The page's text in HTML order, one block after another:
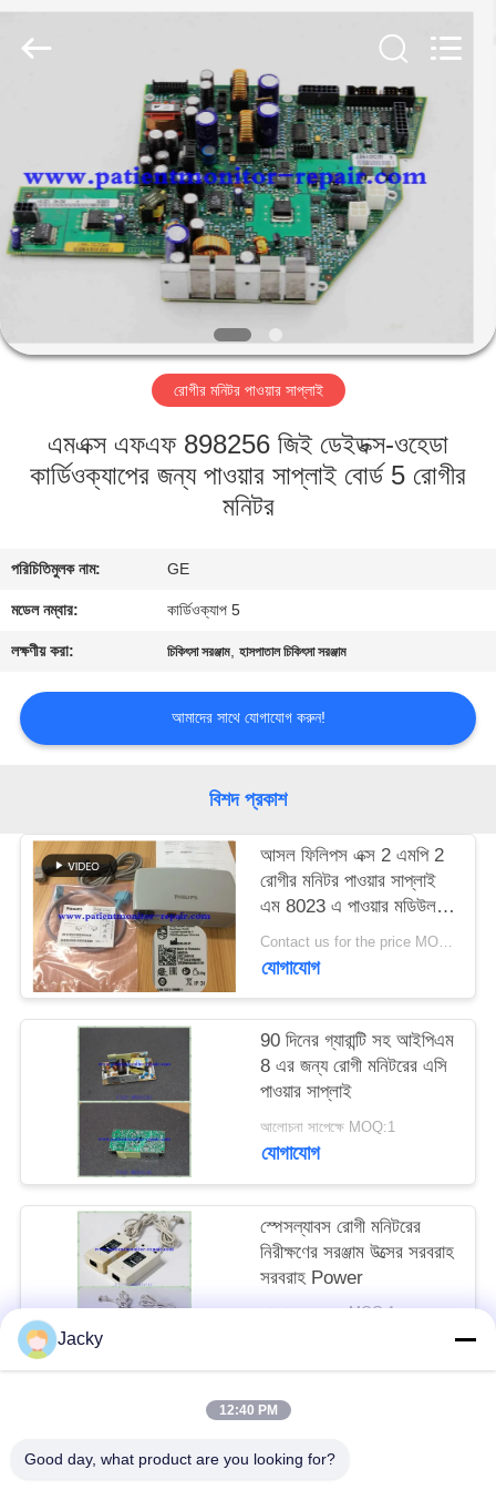
পণ্য
ভিডিও
আমাদের
সম্বন্ধে
কারখানা
পরিদর্শন
নিয়ন্ত্রণ
আমাদের
সাথে
যোগাযোগ
উদ্ধৃতি
অনুরোধ
করুন
NEWS
PRIVACY
POLICY
YIGU
Equipment
Service
রোগীর মনিটর পাওয়ার সাপ্লাই
এমএক্স এফএফ 898256 জিই ডেইডক্স-ওহেডা
কার্ডিওক্যাপের জন্য পাওয়ার সাপ্লাই বোর্ড 5 রোগীর
মনিটর
পরিচিতিমুলক নাম: GE
মডেল নম্বার: কার্ডিওক্যাপ 5
লক্ষণীয় করা: চিকিৎসা সরঞ্জাম,হাসপাতাল চিকিৎসা সরঞ্জাম
আমাদের সাথে যোগাযোগ করুন!
বিশদ প্রকাশ
আসল ফিলিপস এক্স 2 এমপি 2
রোগীর মনিটর পাওয়ার সাপ্লাই
এম 8023 এ পাওয়ার মডিউল
তারগুলি সহ
Contact us for the price MOQ:1
যোগাযোগ
90 দিনের গ্যারান্টি সহ আইপিএম
8 এর জন্য রোগী মনিটরের এসি
পাওয়ার সাপ্লাই
আলোচনা সাপেক্ষে MOQ:1
যোগাযোগ
স্পেসল্যাবস রোগী মনিটরের
নিরীক্ষণের সরঞ্জাম উত্সের সরবরাহ
সরবরাহ Power
আলোচনা সাপেক্ষে MOQ:1
Jacky
12:40 PM
Good day, what product are you looking for?